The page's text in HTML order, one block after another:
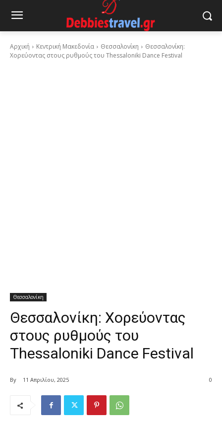
Αρχική Κεντρική Μακεδονία Θεσσαλονίκη
Θεσσαλονίκη:
Χορεύοντας στους ρυθμούς του Thessaloniki Dance Festival
Θεσσαλονίκη
Θεσσαλονίκη: Χορεύοντας
στους ρυθμούς του
Thessaloniki Dance Festival
By 11 Απριλίου, 2025 0